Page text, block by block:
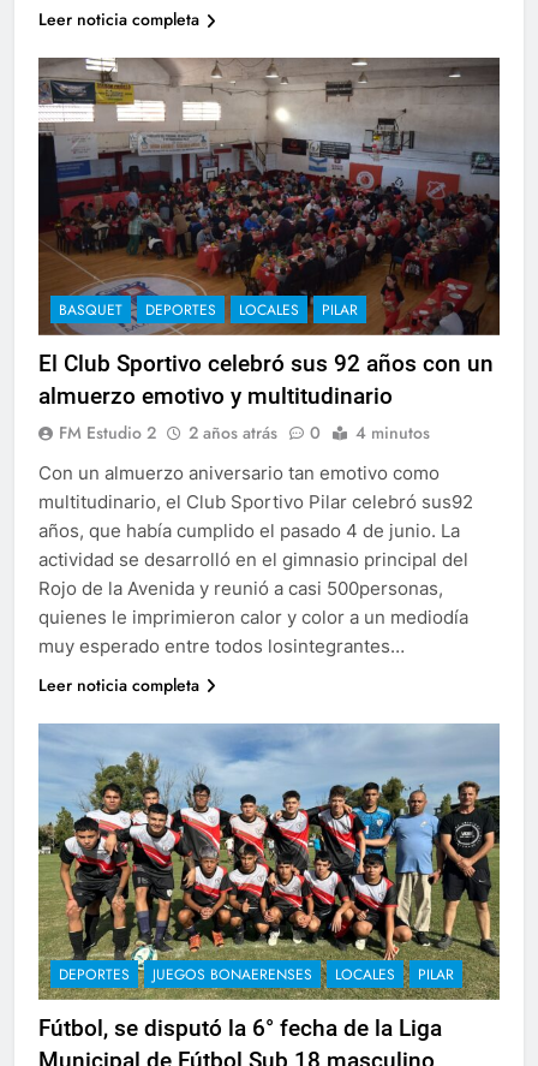
Leer noticia completa
BASQUET DEPORTES LOCALES PILAR
El Club Sportivo celebró sus 92 años con un
almuerzo emotivo y multitudinario
FM Estudio 2 2 años atrás 0 4 minutos
Con un almuerzo aniversario tan emotivo como
multitudinario, el Club Sportivo Pilar celebró sus92
años, que había cumplido el pasado 4 de junio. La
actividad se desarrolló en el gimnasio principal del
Rojo de la Avenida y reunió a casi 500personas,
quienes le imprimieron calor y color a un mediodía
muy esperado entre todos losintegrantes…
Leer noticia completa
DEPORTES JUEGOS BONAERENSES LOCALES PILAR
Fútbol, se disputó la 6° fecha de la Liga